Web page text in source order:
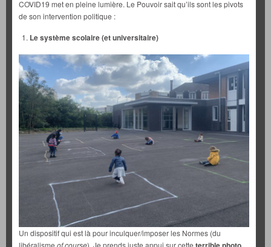
COVID19 met en pleine lumière. Le Pouvoir sait qu’ils sont les pivots
de son intervention politique :
Le système scolaire (et universitaire)
Un dispositif qui est là pour inculquer/imposer les Normes (du
libéralisme of course). Je prends juste appui sur cette